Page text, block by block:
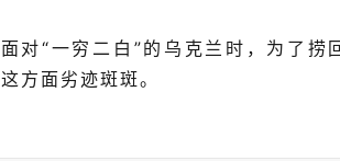
对“一穷二白”的乌克兰时，为了捞
方面劣迹斑斑。